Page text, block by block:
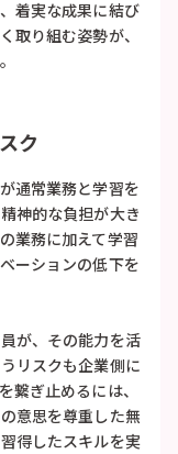
着実な成果に結び
取り組む姿勢が、
ク
通常業務と学習を
神的な負担が大き
業務に加えて学習
ーションの低下を
が、その能力を活
リスクも企業側に
繋ぎ止めるには、
意思を尊重した無
得したスキルを実